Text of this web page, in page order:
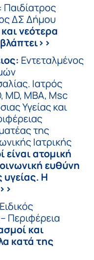
: Παιδίατρος
ΔΣ Δήμου
νεότερα
Εντεταλμένος
Ιατρός
MD, MBA, Msc
Υγείας και
της
Ιατρικής
είναι ατομική
ευθύνη
υγείας. Η
Περιφέρεια
και
κατά της